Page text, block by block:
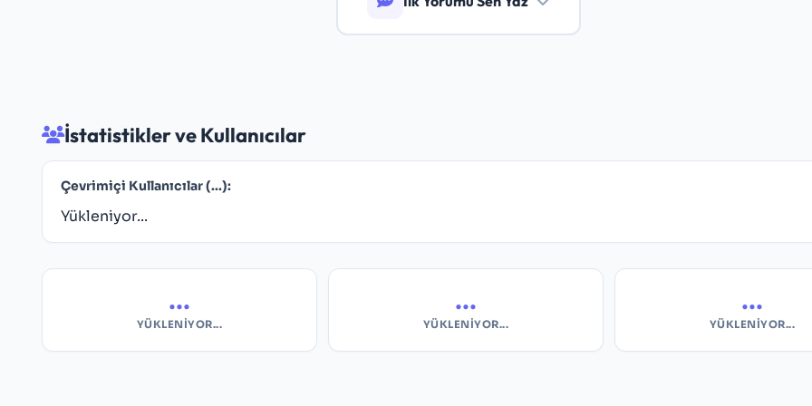
İstatistikler ve Kullanıcılar
Çevrimiçi Kullanıcılar (...):
Yükleniyor...
...
YÜKLENIYOR...
...
YÜKLENIYOR...
...
YÜKLENIYOR...